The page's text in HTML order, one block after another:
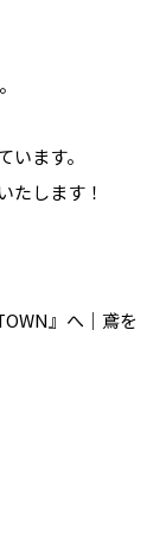
ます。
たします！
』へ｜鳶を